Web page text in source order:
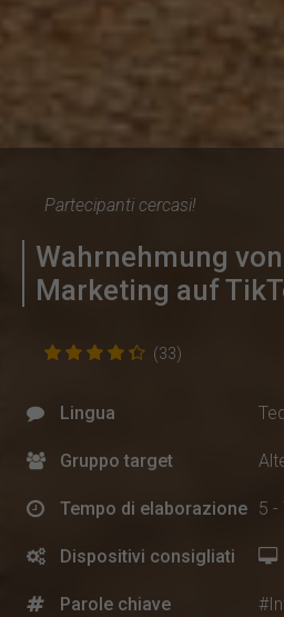
Partecipanti cercasi!
Wahrnehmung
Marketing auf
(33)
Lingua
Gruppo target
Tempo di elaborazione 5 -
Dispositivi consigliati
Parole chiave